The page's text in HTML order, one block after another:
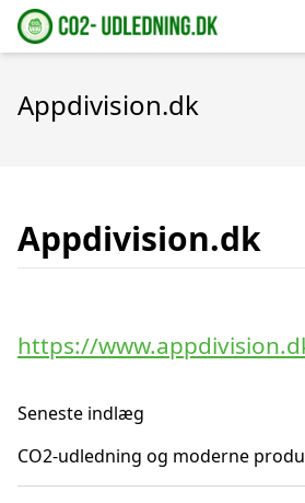
Appdivision.dk
Appdivision.dk
https://
Seneste indlæg
CO2-udledning og moderne